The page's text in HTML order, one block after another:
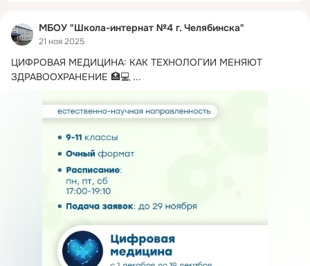
МБОУ "Школа-интернат №4 г. Челябинска"
21 ноя 2025
ЦИФРОВАЯ МЕДИЦИНА: КАК ТЕХНОЛОГИИ МЕНЯЮТ
ЗДРАВООХРАНЕНИЕ 🏥💻 ...